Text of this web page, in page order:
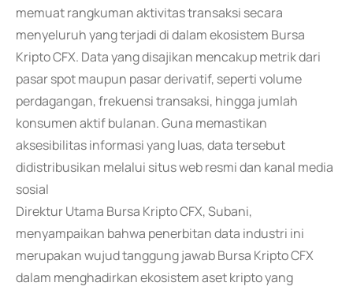
memuat rangkuman aktivitas transaksi secara
menyeluruh yang terjadi di dalam ekosistem Bursa
Kripto CFX. Data yang disajikan mencakup metrik dari
pasar spot maupun pasar derivatif, seperti volume
perdagangan, frekuensi transaksi, hingga jumlah
konsumen aktif bulanan. Guna memastikan
aksesibilitas informasi yang luas, data tersebut
didistribusikan melalui situs web resmi dan kanal media
sosial
Direktur Utama Bursa Kripto CFX, Subani,
menyampaikan bahwa penerbitan data industri ini
merupakan wujud tanggung jawab Bursa Kripto CFX
dalam menghadirkan ekosistem aset kripto yang